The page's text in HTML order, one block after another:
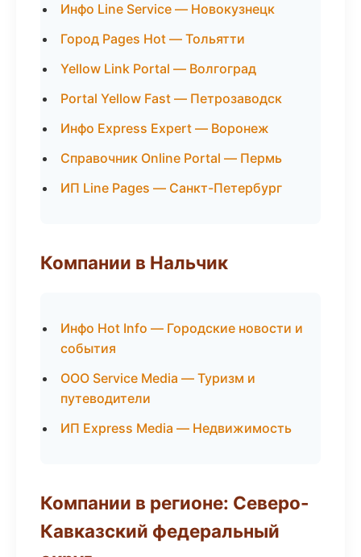
Инфо Line Service — Новокузнецк
Город Pages Hot — Тольятти
Yellow Link Portal — Волгоград
Portal Yellow Fast — Петрозаводск
Инфо Express Expert — Воронеж
Справочник Online Portal — Пермь
ИП Line Pages — Санкт-Петербург
Компании в Нальчик
Инфо Hot Info — Городские новости и
события
ООО Service Media — Туризм и
путеводители
ИП Express Media — Недвижимость
Компании в регионе: Северо-
Кавказский федеральный